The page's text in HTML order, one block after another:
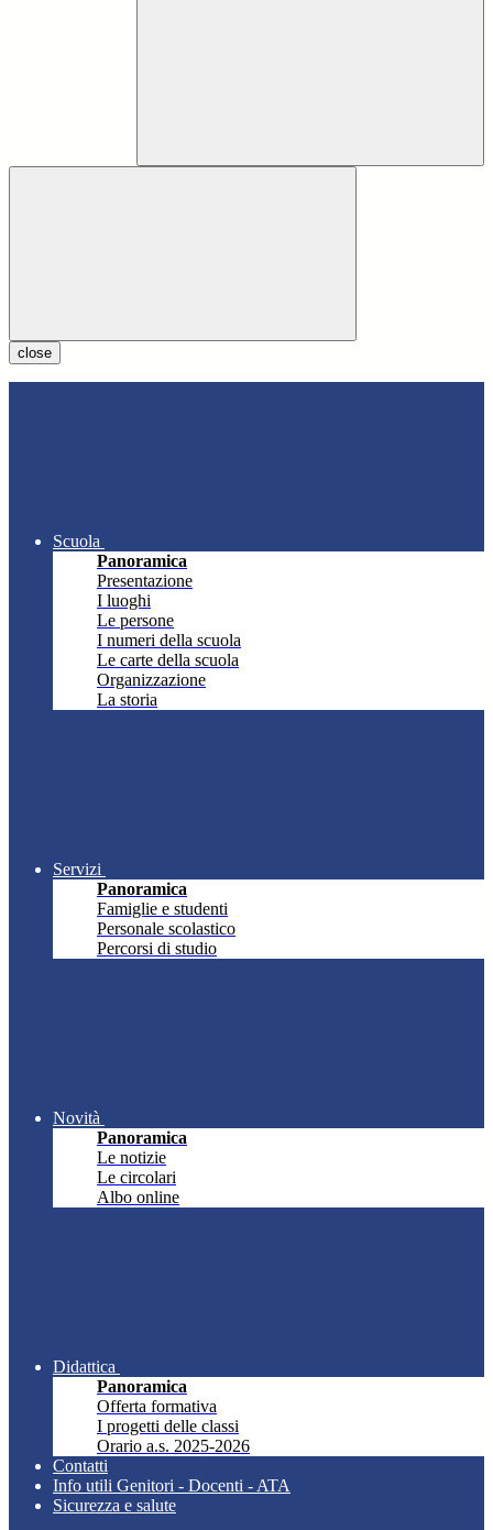
close
Scuola
Panoramica
Presentazione
I luoghi
Le persone
I numeri della scuola
Le carte della scuola
Organizzazione
La storia
Servizi
Panoramica
Famiglie e studenti
Personale scolastico
Percorsi di studio
Novità
Panoramica
Le notizie
Le circolari
Albo online
Didattica
Panoramica
Offerta formativa
I progetti delle classi
Orario a.s. 2025-2026
Contatti
Info utili Genitori - Docenti - ATA
Sicurezza e salute